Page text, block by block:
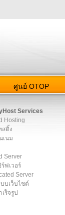
ศูนย์ OTOP
Services
Hosting
สติ้ง
เนม
Server
ร์ฟเวอร์
Server
บเว็บไซต์
เร็จรูป